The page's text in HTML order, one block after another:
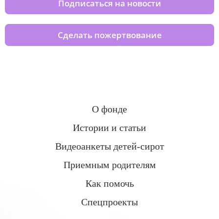
Подписаться на новости
Сделать пожертвование
О фонде
Истории и статьи
Видеоанкеты детей-сирот
Приемным родителям
Как помочь
Спецпроекты